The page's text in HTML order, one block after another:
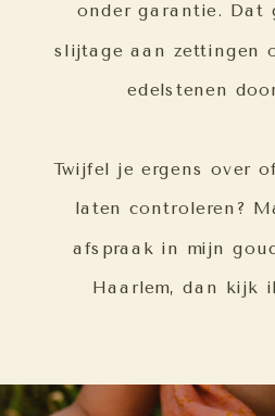
onder garantie. Dat
slijtage aan zettingen
edelstenen
Twijfel je ergens over
laten controleren?
afspraak in mijn
Haarlem, dan kijk